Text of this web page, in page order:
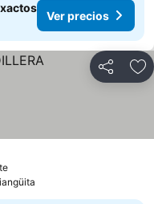
Ver precios
Compartir
Ver precios